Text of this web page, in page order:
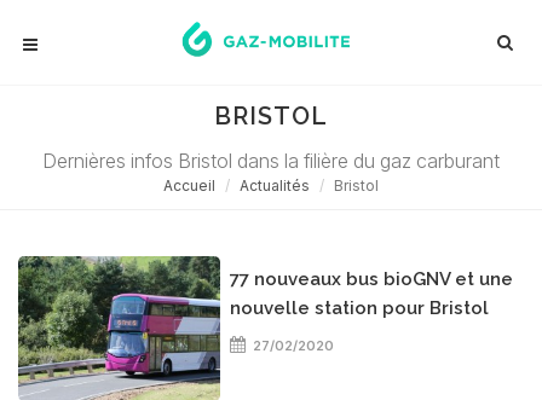
BRISTOL
Dernières infos Bristol dans la filière du gaz carburant
Accueil Actualités Bristol
77 nouveaux bus bioGNV et une
nouvelle station pour Bristol
27/02/2020